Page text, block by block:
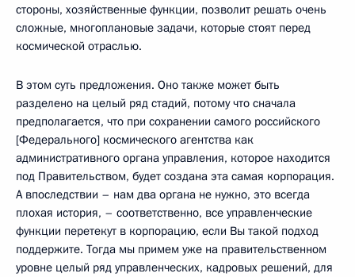
стороны, хозяйственные функции, позволит решать очень
сложные, многоплановые задачи, которые стоят перед
космической отраслью.
В этом суть предложения. Оно также может быть
разделено на целый ряд стадий, потому что сначала
предполагается, что при сохранении самого российского
[Федерального] космического агентства как
административного органа управления, которое находится
под Правительством, будет создана эта самая корпорация.
А впоследствии – нам два органа не нужно, это всегда
плохая история, – соответственно, все управленческие
функции перетекут в корпорацию, если Вы такой подход
поддержите. Тогда мы примем уже на правительственном
уровне целый ряд управленческих, кадровых решений, для